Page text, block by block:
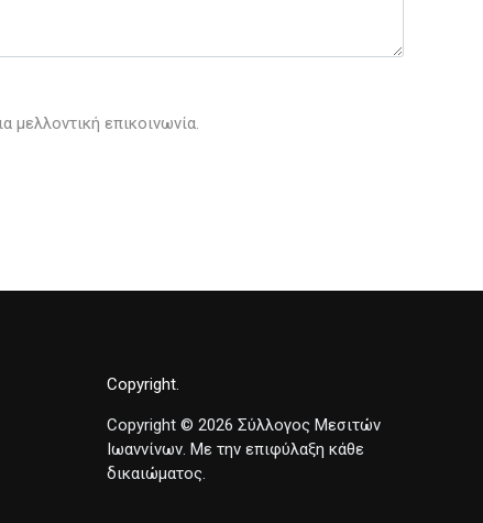
μελλοντική επικοινωνία.
Copyright
Copyright © 2026 Σύλλογος Μεσιτών
Ιωαννίνων. Με την επιφύλαξη κάθε
δικαιώματος.